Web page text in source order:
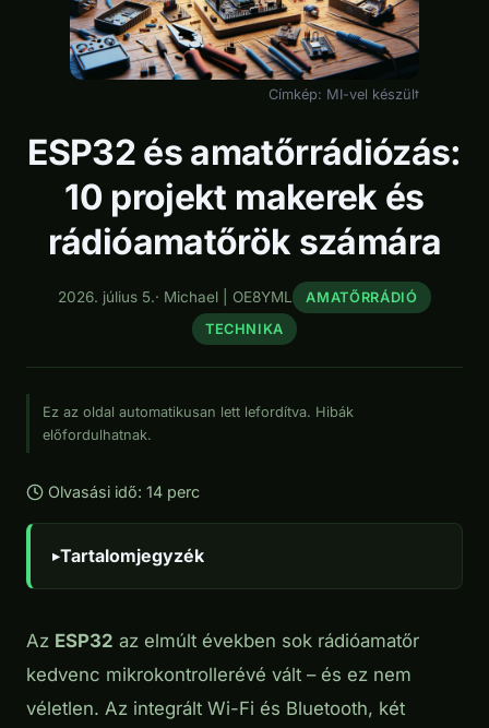
Címkép: MI-vel készült
ESP32 és amatőrrádiózás:
10 projekt makerek és
rádióamatőrök számára
2026. július 5.· Michael | OE8YML
AMATŐRRÁDIÓ
TECHNIKA
Ez az oldal automatikusan lett lefordítva. Hibák
előfordulhatnak.
Olvasási idő: 14 perc
Tartalomjegyzék
Az ESP32 az elmúlt években sok rádióamatőr
kedvenc mikrokontrollerévé vált – és ez nem
véletlen. Az integrált Wi-Fi és Bluetooth, két